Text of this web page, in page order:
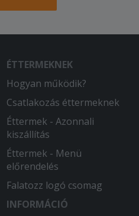
ÉTTERMEKNEK
Hogyan működik?
Csatlakozás éttermeknek
Éttermek - Azonnali
kiszállítás
Éttermek - Menü
előrendelés
Falatozz logó csomag
INFORMÁCIÓ